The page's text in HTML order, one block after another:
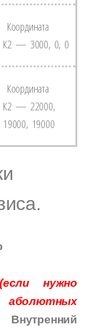
Координата
К2 — 3000, 0, 0
Координата
К2 — 22000,
19000, 19000
(если нужно
Внутренний